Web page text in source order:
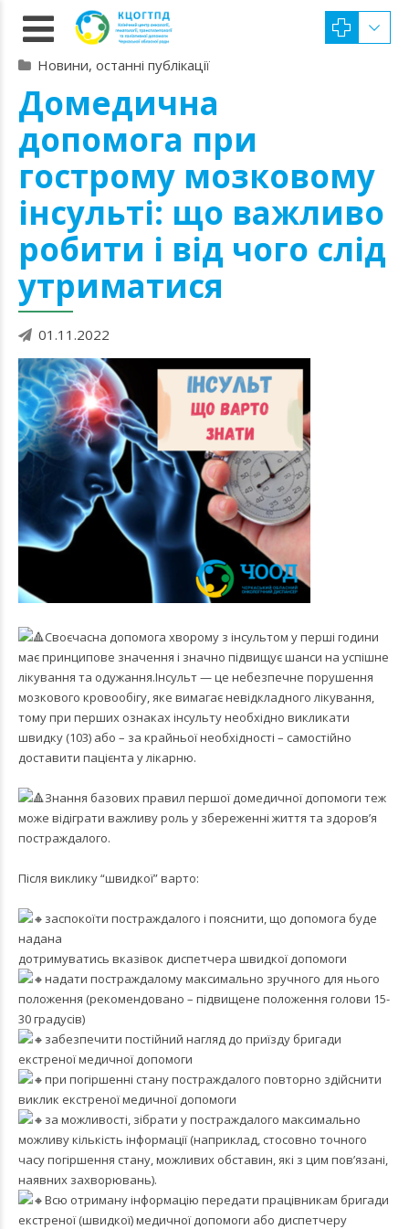
Новини, останні публікації
Домедична
допомога при
гострому мозковому
інсульті: що важливо
робити і від чого слід
утриматися
01.11.2022
Своєчасна допомога хворому з інсультом у перші години
має принципове значення і значно підвищує шанси на успішне
лікування та одужання.Інсульт — це небезпечне порушення
мозкового кровообігу, яке вимагає невідкладного лікування,
тому при перших ознаках інсульту необхідно викликати
швидку (103) або – за крайньої необхідності – самостійно
доставити пацієнта у лікарню.
Знання базових правил першої домедичної допомоги теж
може відіграти важливу роль у збереженні життя та здоров’я
постраждалого.
Після виклику “швидкої” варто:
заспокоїти постраждалого і пояснити, що допомога буде
надана
дотримуватись вказівок диспетчера швидкої допомоги
надати постраждалому максимально зручного для нього
положення (рекомендовано – підвищене положення голови 15-
30 градусів)
забезпечити постійний нагляд до приїзду бригади
екстреної медичної допомоги
при погіршенні стану постраждалого повторно здійснити
виклик екстреної медичної допомоги
за можливості, зібрати у постраждалого максимально
можливу кількість інформації (наприклад, стосовно точного
часу погіршення стану, можливих обставин, які з цим пов’язані,
наявних захворювань).
Всю отриману інформацію передати працівникам бригади
екстреної (швидкої) медичної допомоги або диспетчеру